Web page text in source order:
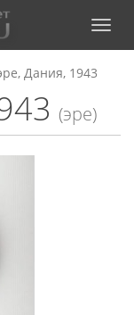
Дания, 1943
(эре)